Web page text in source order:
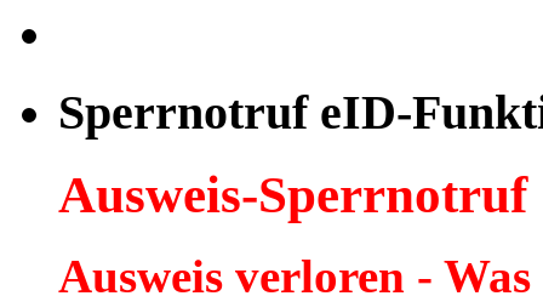
Sperrnotruf eID-
Ausweis-Sperrnotruf
Ausweis verloren -